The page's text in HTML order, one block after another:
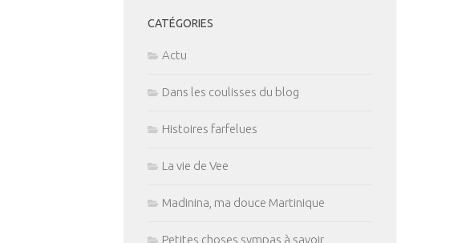
CATÉGORIES
Actu
Dans les coulisses du blog
Histoires farfelues
La vie de Vee
Madinina, ma douce Martinique
Petites choses sympas à savoir